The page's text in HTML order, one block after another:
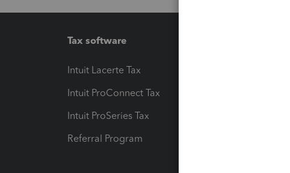
Tax software
Intuit Lacerte Tax
Intuit ProConnect Tax
Intuit ProSeries Tax
Referral Program